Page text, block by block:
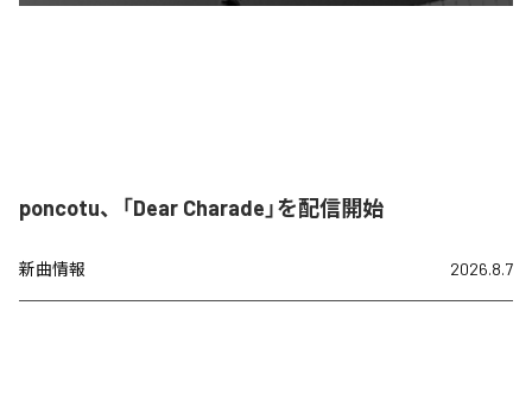
poncotu、「Dear Charade」を配信開始
新曲情報 2026.8.7